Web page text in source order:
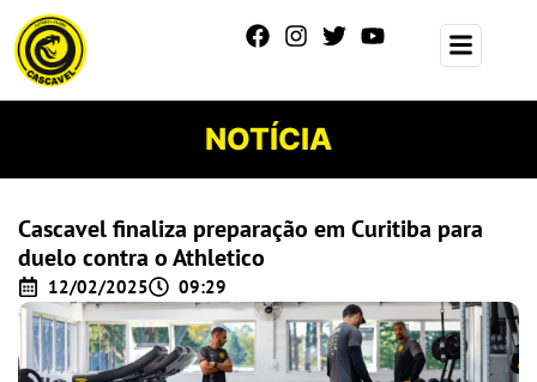
NOTÍCIA
Cascavel finaliza preparação em Curitiba para
duelo contra o Athletico
12/02/2025 09:29